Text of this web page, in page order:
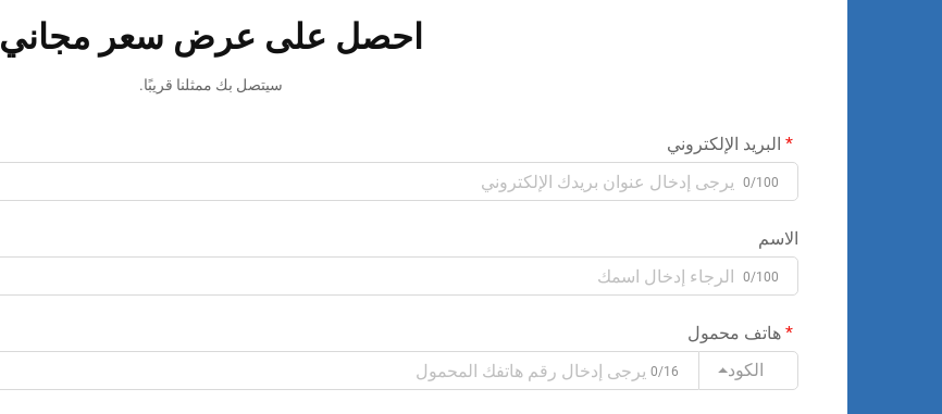
احصل على عرض سعر مجاني
سيتصل بك ممثلنا قريبًا.
البريد الإلكتروني
0/100
الاسم
0/100
هاتف محمول
الكود
0/16